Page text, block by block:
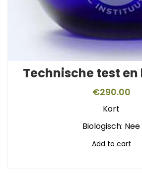
Technische test
€290.00
Kort
Biologisch: Nee
Add to cart